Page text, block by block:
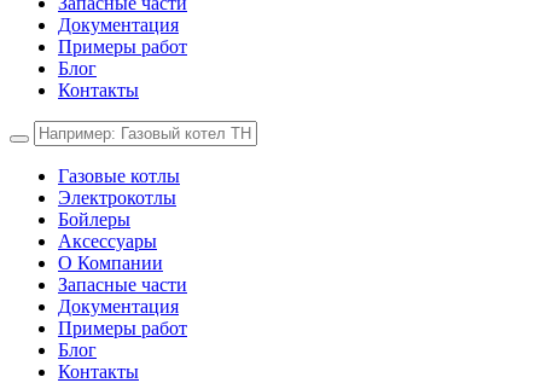
Документация
Примеры работ
Блог
Контакты
Газовые котлы
Электрокотлы
Бойлеры
Аксессуары
О Компании
Запасные части
Документация
Примеры работ
Блог
Контакты